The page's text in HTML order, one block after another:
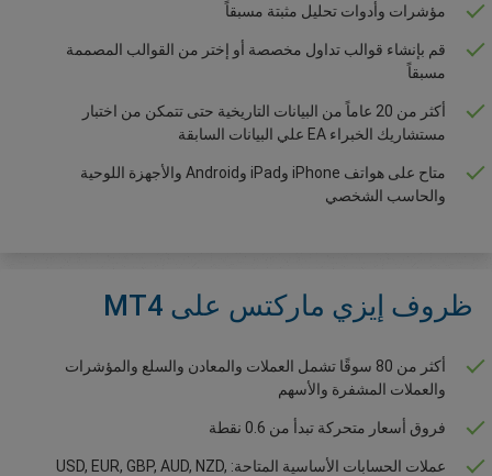
مؤشرات وأدوات تحليل مثبتة مسبقاً
قم بإنشاء قوالب تداول مخصصة أو إختر من القوالب المصممة
مسبقاً
أكثر من 20 عاماً من البيانات التاريخية حتى تتمكن من اختبار
مستشاريك الخبراء EA علي البيانات السابقة
متاح على هواتف iPhone وiPad وAndroid والأجهزة اللوحية
والحاسب الشخصي
ظروف إيزي ماركتس على MT4
أكثر من 80 سوقًا تشمل العملات والمعادن والسلع والمؤشرات
والعملات المشفرة والأسهم
فروق أسعار متحركة تبدأ من 0.6 نقطة
عملات الحسابات الأساسية المتاحة: USD, EUR, GBP, AUD, NZD,